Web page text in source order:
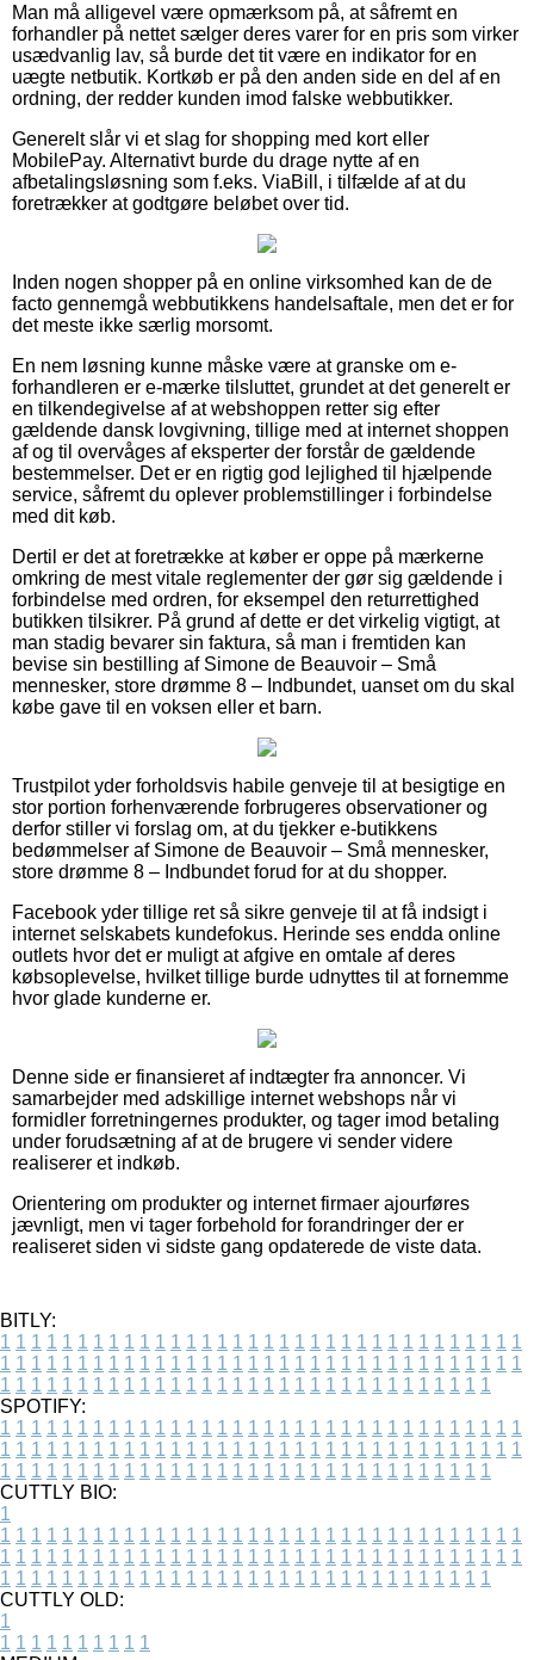
Man må alligevel være opmærksom på, at såfremt en
forhandler på nettet sælger deres varer for en pris som virker
usædvanlig lav, så burde det tit være en indikator for en
uægte netbutik. Kortkøb er på den anden side en del af en
ordning, der redder kunden imod falske webbutikker.
Generelt slår vi et slag for shopping med kort eller
MobilePay. Alternativt burde du drage nytte af en
afbetalingsløsning som f.eks. ViaBill, i tilfælde af at du
foretrækker at godtgøre beløbet over tid.
Inden nogen shopper på en online virksomhed kan de de
facto gennemgå webbutikkens handelsaftale, men det er for
det meste ikke særlig morsomt.
En nem løsning kunne måske være at granske om e-
forhandleren er e-mærke tilsluttet, grundet at det generelt er
en tilkendegivelse af at webshoppen retter sig efter
gældende dansk lovgivning, tillige med at internet shoppen
af og til overvåges af eksperter der forstår de gældende
bestemmelser. Det er en rigtig god lejlighed til hjælpende
service, såfremt du oplever problemstillinger i forbindelse
med dit køb.
Dertil er det at foretrække at køber er oppe på mærkerne
omkring de mest vitale reglementer der gør sig gældende i
forbindelse med ordren, for eksempel den returrettighed
butikken tilsikrer. På grund af dette er det virkelig vigtigt, at
man stadig bevarer sin faktura, så man i fremtiden kan
bevise sin bestilling af Simone de Beauvoir – Små
mennesker, store drømme 8 – Indbundet, uanset om du skal
købe gave til en voksen eller et barn.
Trustpilot yder forholdsvis habile genveje til at besigtige en
stor portion forhenværende forbrugeres observationer og
derfor stiller vi forslag om, at du tjekker e-butikkens
bedømmelser af Simone de Beauvoir – Små mennesker,
store drømme 8 – Indbundet forud for at du shopper.
Facebook yder tillige ret så sikre genveje til at få indsigt i
internet selskabets kundefokus. Herinde ses endda online
outlets hvor det er muligt at afgive en omtale af deres
købsoplevelse, hvilket tillige burde udnyttes til at fornemme
hvor glade kunderne er.
Denne side er finansieret af indtægter fra annoncer. Vi
samarbejder med adskillige internet webshops når vi
formidler forretningernes produkter, og tager imod betaling
under forudsætning af at de brugere vi sender videre
realiserer et indkøb.
Orientering om produkter og internet firmaer ajourføres
jævnligt, men vi tager forbehold for forandringer der er
realiseret siden vi sidste gang opdaterede de viste data.
BITLY:
1 1 1 1 1 1 1 1 1 1 1 1 1 1 1 1 1 1 1 1 1 1 1 1 1 1 1 1 1 1 1 1 1 1
1 1 1 1 1 1 1 1 1 1 1 1 1 1 1 1 1 1 1 1 1 1 1 1 1 1 1 1 1 1 1 1 1 1
1 1 1 1 1 1 1 1 1 1 1 1 1 1 1 1 1 1 1 1 1 1 1 1 1 1 1 1 1 1 1 1
SPOTIFY:
1 1 1 1 1 1 1 1 1 1 1 1 1 1 1 1 1 1 1 1 1 1 1 1 1 1 1 1 1 1 1 1 1 1
1 1 1 1 1 1 1 1 1 1 1 1 1 1 1 1 1 1 1 1 1 1 1 1 1 1 1 1 1 1 1 1 1 1
1 1 1 1 1 1 1 1 1 1 1 1 1 1 1 1 1 1 1 1 1 1 1 1 1 1 1 1 1 1 1 1
CUTTLY BIO:
1
1 1 1 1 1 1 1 1 1 1 1 1 1 1 1 1 1 1 1 1 1 1 1 1 1 1 1 1 1 1 1 1 1 1
1 1 1 1 1 1 1 1 1 1 1 1 1 1 1 1 1 1 1 1 1 1 1 1 1 1 1 1 1 1 1 1 1 1
1 1 1 1 1 1 1 1 1 1 1 1 1 1 1 1 1 1 1 1 1 1 1 1 1 1 1 1 1 1 1 1
CUTTLY OLD:
1
1 1 1 1 1 1 1 1 1 1